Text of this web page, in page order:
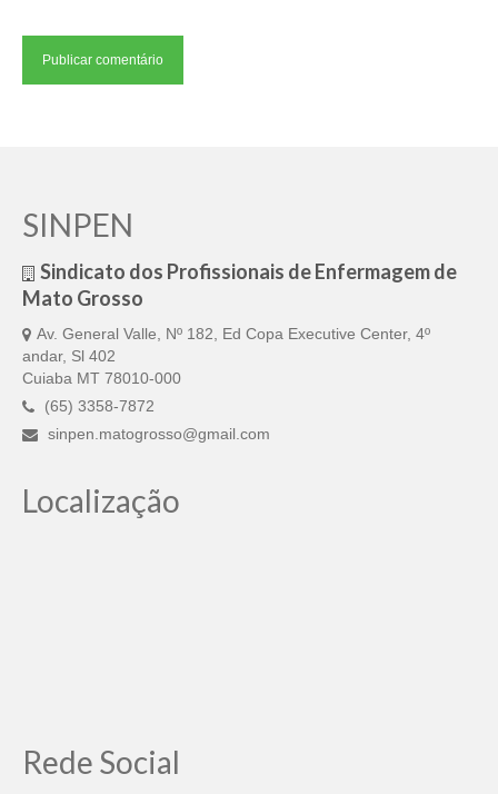
SINPEN
Sindicato dos Profissionais de Enfermagem de
Mato Grosso
Av. General Valle, Nº 182, Ed Copa Executive Center, 4º
andar, Sl 402
Cuiaba MT 78010-000
(65) 3358-7872
sinpen.matogrosso@gmail.com
Localização
Rede Social